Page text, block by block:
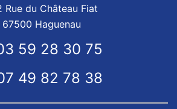
Rue du Château Fiat
67500 Haguenau
59 28 30 75
49 82 78 38